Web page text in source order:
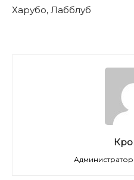
Харубо, Лабблуб